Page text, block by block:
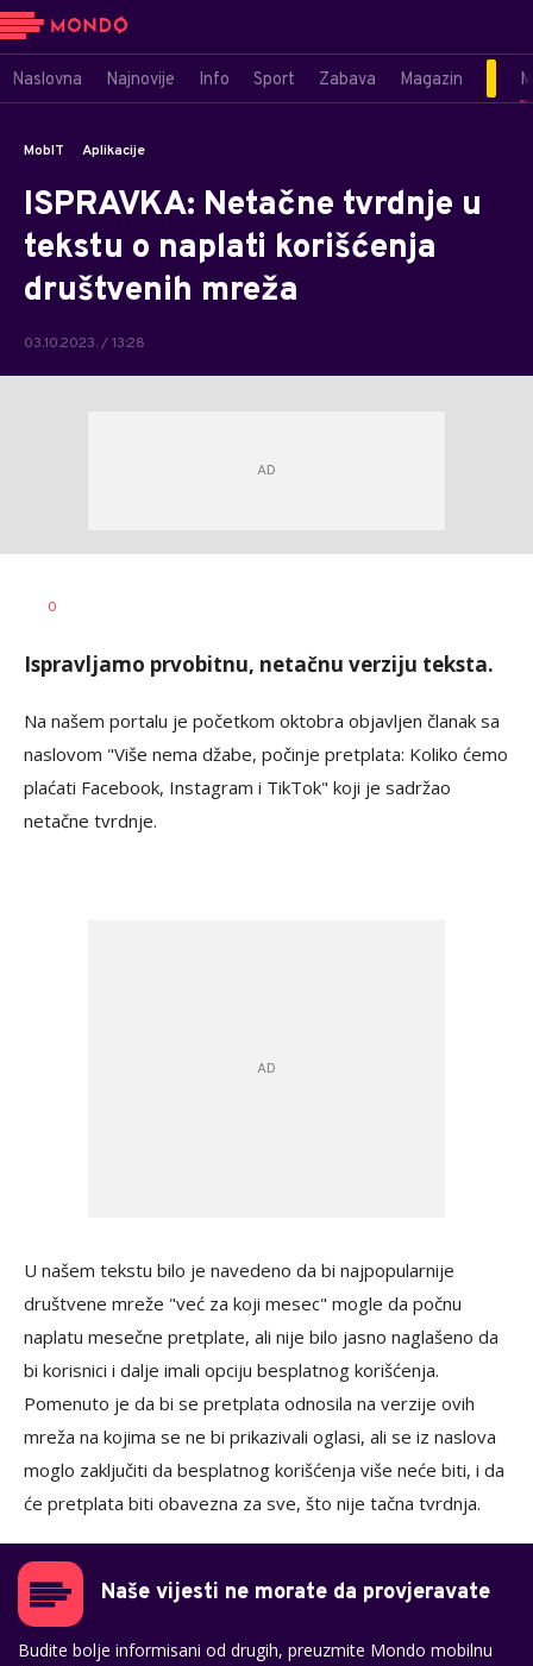
Naslovna Najnovije Info Sport Zabava Magazin
MobIT Aplikacije
ISPRAVKA: Netačne tvrdnje u
tekstu o naplati korišćenja
društvenih mreža
03.10.2023. / 13:28
AUTOR
0
Ispravljamo prvobitnu, netačnu verziju teksta.
Na našem portalu je početkom oktobra objavljen članak sa
naslovom "Više nema džabe, počinje pretplata: Koliko ćemo
plaćati Facebook, Instagram i TikTok" koji je sadržao
netačne tvrdnje.
U našem tekstu bilo je navedeno da bi najpopularnije
društvene mreže "već za koji mesec" mogle da počnu
naplatu mesečne pretplate, ali nije bilo jasno naglašeno da
bi korisnici i dalje imali opciju besplatnog korišćenja.
Pomenuto je da bi se pretplata odnosila na verzije ovih
mreža na kojima se ne bi prikazivali oglasi, ali se iz naslova
moglo zaključiti da besplatnog korišćenja više neće biti, i da
će pretplata biti obavezna za sve, što nije tačna tvrdnja.
Naše vijesti ne morate da provjeravate
Budite bolje informisani od drugih, preuzmite Mondo mobilnu